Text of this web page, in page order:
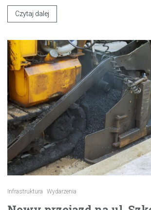
Czytaj dalej
Infrastruktura Wydarzenia